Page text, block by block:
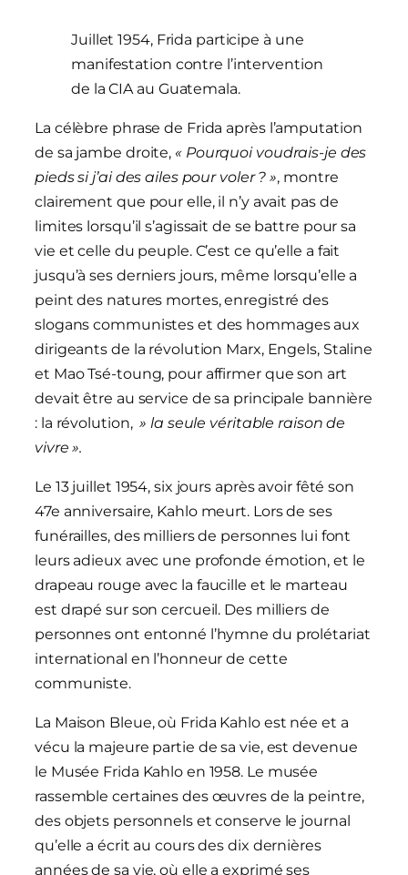
Juillet 1954, Frida participe à une
manifestation contre l’intervention
de la CIA au Guatemala.
La célèbre phrase de Frida après l’amputation
de sa jambe droite, « Pourquoi voudrais-je des
pieds si j’ai des ailes pour voler ? », montre
clairement que pour elle, il n’y avait pas de
limites lorsqu’il s’agissait de se battre pour sa
vie et celle du peuple. C’est ce qu’elle a fait
jusqu’à ses derniers jours, même lorsqu’elle a
peint des natures mortes, enregistré des
slogans communistes et des hommages aux
dirigeants de la révolution Marx, Engels, Staline
et Mao Tsé-toung, pour affirmer que son art
devait être au service de sa principale bannière
: la révolution, » la seule véritable raison de
vivre ».
Le 13 juillet 1954, six jours après avoir fêté son
47e anniversaire, Kahlo meurt. Lors de ses
funérailles, des milliers de personnes lui font
leurs adieux avec une profonde émotion, et le
drapeau rouge avec la faucille et le marteau
est drapé sur son cercueil. Des milliers de
personnes ont entonné l’hymne du prolétariat
international en l’honneur de cette
communiste.
La Maison Bleue, où Frida Kahlo est née et a
vécu la majeure partie de sa vie, est devenue
le Musée Frida Kahlo en 1958. Le musée
rassemble certaines des œuvres de la peintre,
des objets personnels et conserve le journal
qu’elle a écrit au cours des dix dernières
années de sa vie, où elle a exprimé ses